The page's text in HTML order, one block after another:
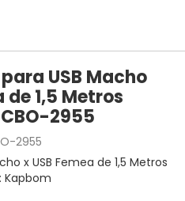
USB Macho
de 1,5 Metros
2955
2955
x USB Femea de 1,5 Metros
Kapbom